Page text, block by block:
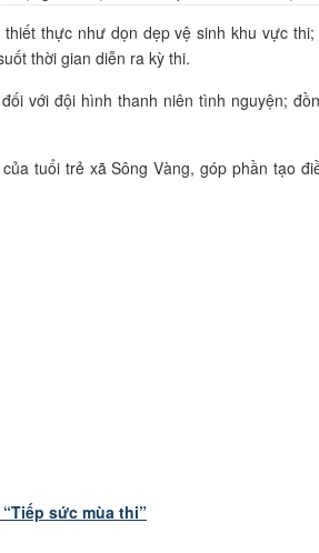
thực như dọn dẹp vệ sinh khu vực
thời gian diễn ra kỳ thi.
với đội hình thanh niên tình nguyện;
tuổi trẻ xã Sông Vàng, góp phần tạo
sức mùa thi”